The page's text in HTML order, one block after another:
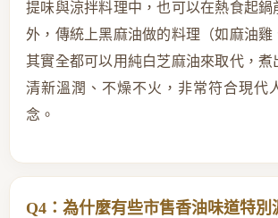
提味與涼拌料理中，也可以在熱食起鍋
外，傳統上黑麻油做的料理（如麻油雞
其實全都可以用純白芝麻油來取代，煮
清新溫潤、不燥不火，非常符合現代
念。
Q4：為什麼有些市售香油味道特別